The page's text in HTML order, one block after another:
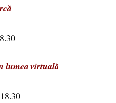
lumea virtuală